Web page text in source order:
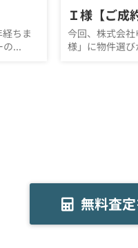
ちま
の...
Ｉ様【ご成
今回、株式会
様」に物件選
無料査